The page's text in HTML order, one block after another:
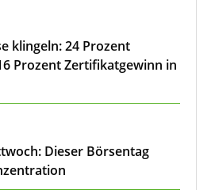
klingeln: 24 Prozent
Prozent Zertifikatgewinn in
Dieser Börsentag